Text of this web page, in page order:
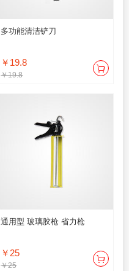
多功能清洁铲刀
￥19.8
￥19.8
通用型 玻璃胶枪 省力枪
￥25
￥25